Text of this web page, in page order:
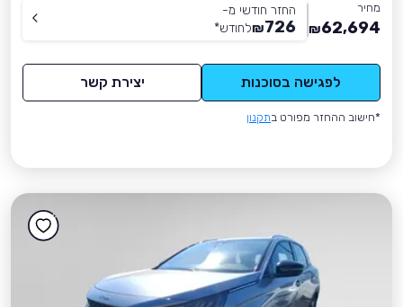
מחיר
62,694
₪
החזר חודשי מ-
726
₪לחודש*
לפגישה בסוכנות יצירת קשר
*חישוב ההחזר מפורט בתקנון